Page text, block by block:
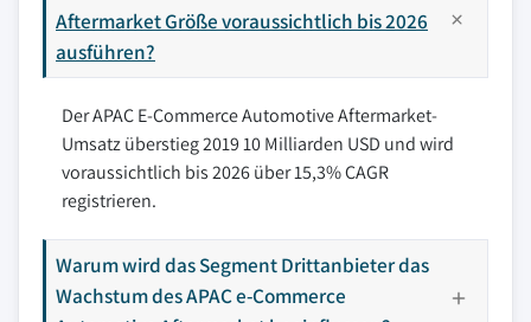
Aftermarket Größe voraussichtlich bis 2026
ausführen?
Der APAC E-Commerce Automotive Aftermarket-
Umsatz überstieg 2019 10 Milliarden USD und wird
voraussichtlich bis 2026 über 15,3% CAGR
registrieren.
Warum wird das Segment Drittanbieter das
Wachstum des APAC e-Commerce